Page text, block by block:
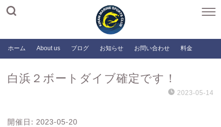
ホーム About us ブログ お知らせ お問い合わせ 料金
白浜２ボートダイブ確定です！
2023-05-14
開催日: 2023-05-20